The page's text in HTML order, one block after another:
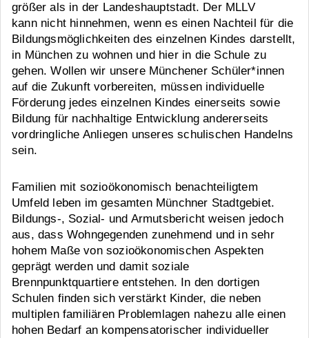
größer als in der Landeshauptstadt. Der MLLV
kann nicht hinnehmen, wenn es einen Nachteil für die
Bildungsmöglichkeiten des einzelnen Kindes darstellt,
in München zu wohnen und hier in die Schule zu
gehen. Wollen wir unsere Münchener Schüler*innen
auf die Zukunft vorbereiten, müssen individuelle
Förderung jedes einzelnen Kindes einerseits sowie
Bildung für nachhaltige Entwicklung andererseits
vordringliche Anliegen unseres schulischen Handelns
sein.
Familien mit sozioökonomisch benachteiligtem
Umfeld leben im gesamten Münchner Stadtgebiet.
Bildungs-, Sozial- und Armutsbericht weisen jedoch
aus, dass Wohngegenden zunehmend und in sehr
hohem Maße von sozioökonomischen Aspekten
geprägt werden und damit soziale
Brennpunktquartiere entstehen. In den dortigen
Schulen finden sich verstärkt Kinder, die neben
multiplen familiären Problemlagen nahezu alle einen
hohen Bedarf an kompensatorischer individueller